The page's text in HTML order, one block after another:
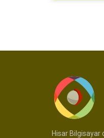
Hisar Bilgisayar